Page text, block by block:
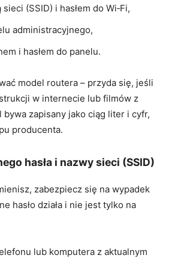
(SSID) i hasłem do Wi‑Fi,
administracyjnego,
i hasłem do panelu.
model routera – przyda się, jeśli
w internecie lub filmów z
bywa zapisany jako ciąg liter i cyfr,
producenta.
hasła i nazwy sieci (SSID)
zabezpiecz się na wypadek
hasło działa i nie jest tylko na
lub komputera z aktualnym